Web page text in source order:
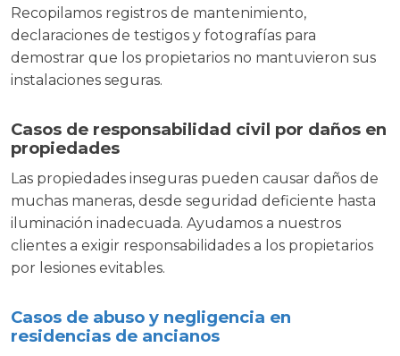
Recopilamos registros de mantenimiento,
declaraciones de testigos y fotografías para
demostrar que los propietarios no mantuvieron sus
instalaciones seguras.
Casos de responsabilidad civil por daños en
propiedades
Las propiedades inseguras pueden causar daños de
muchas maneras, desde seguridad deficiente hasta
iluminación inadecuada. Ayudamos a nuestros
clientes a exigir responsabilidades a los propietarios
por lesiones evitables.
Casos de abuso y negligencia en
residencias de ancianos